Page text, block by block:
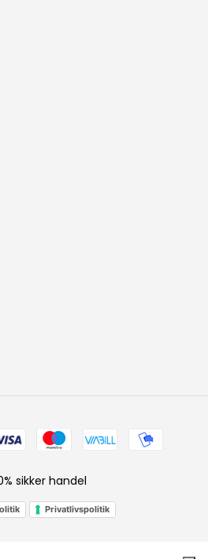
sikker handel
Privatlivspolitik